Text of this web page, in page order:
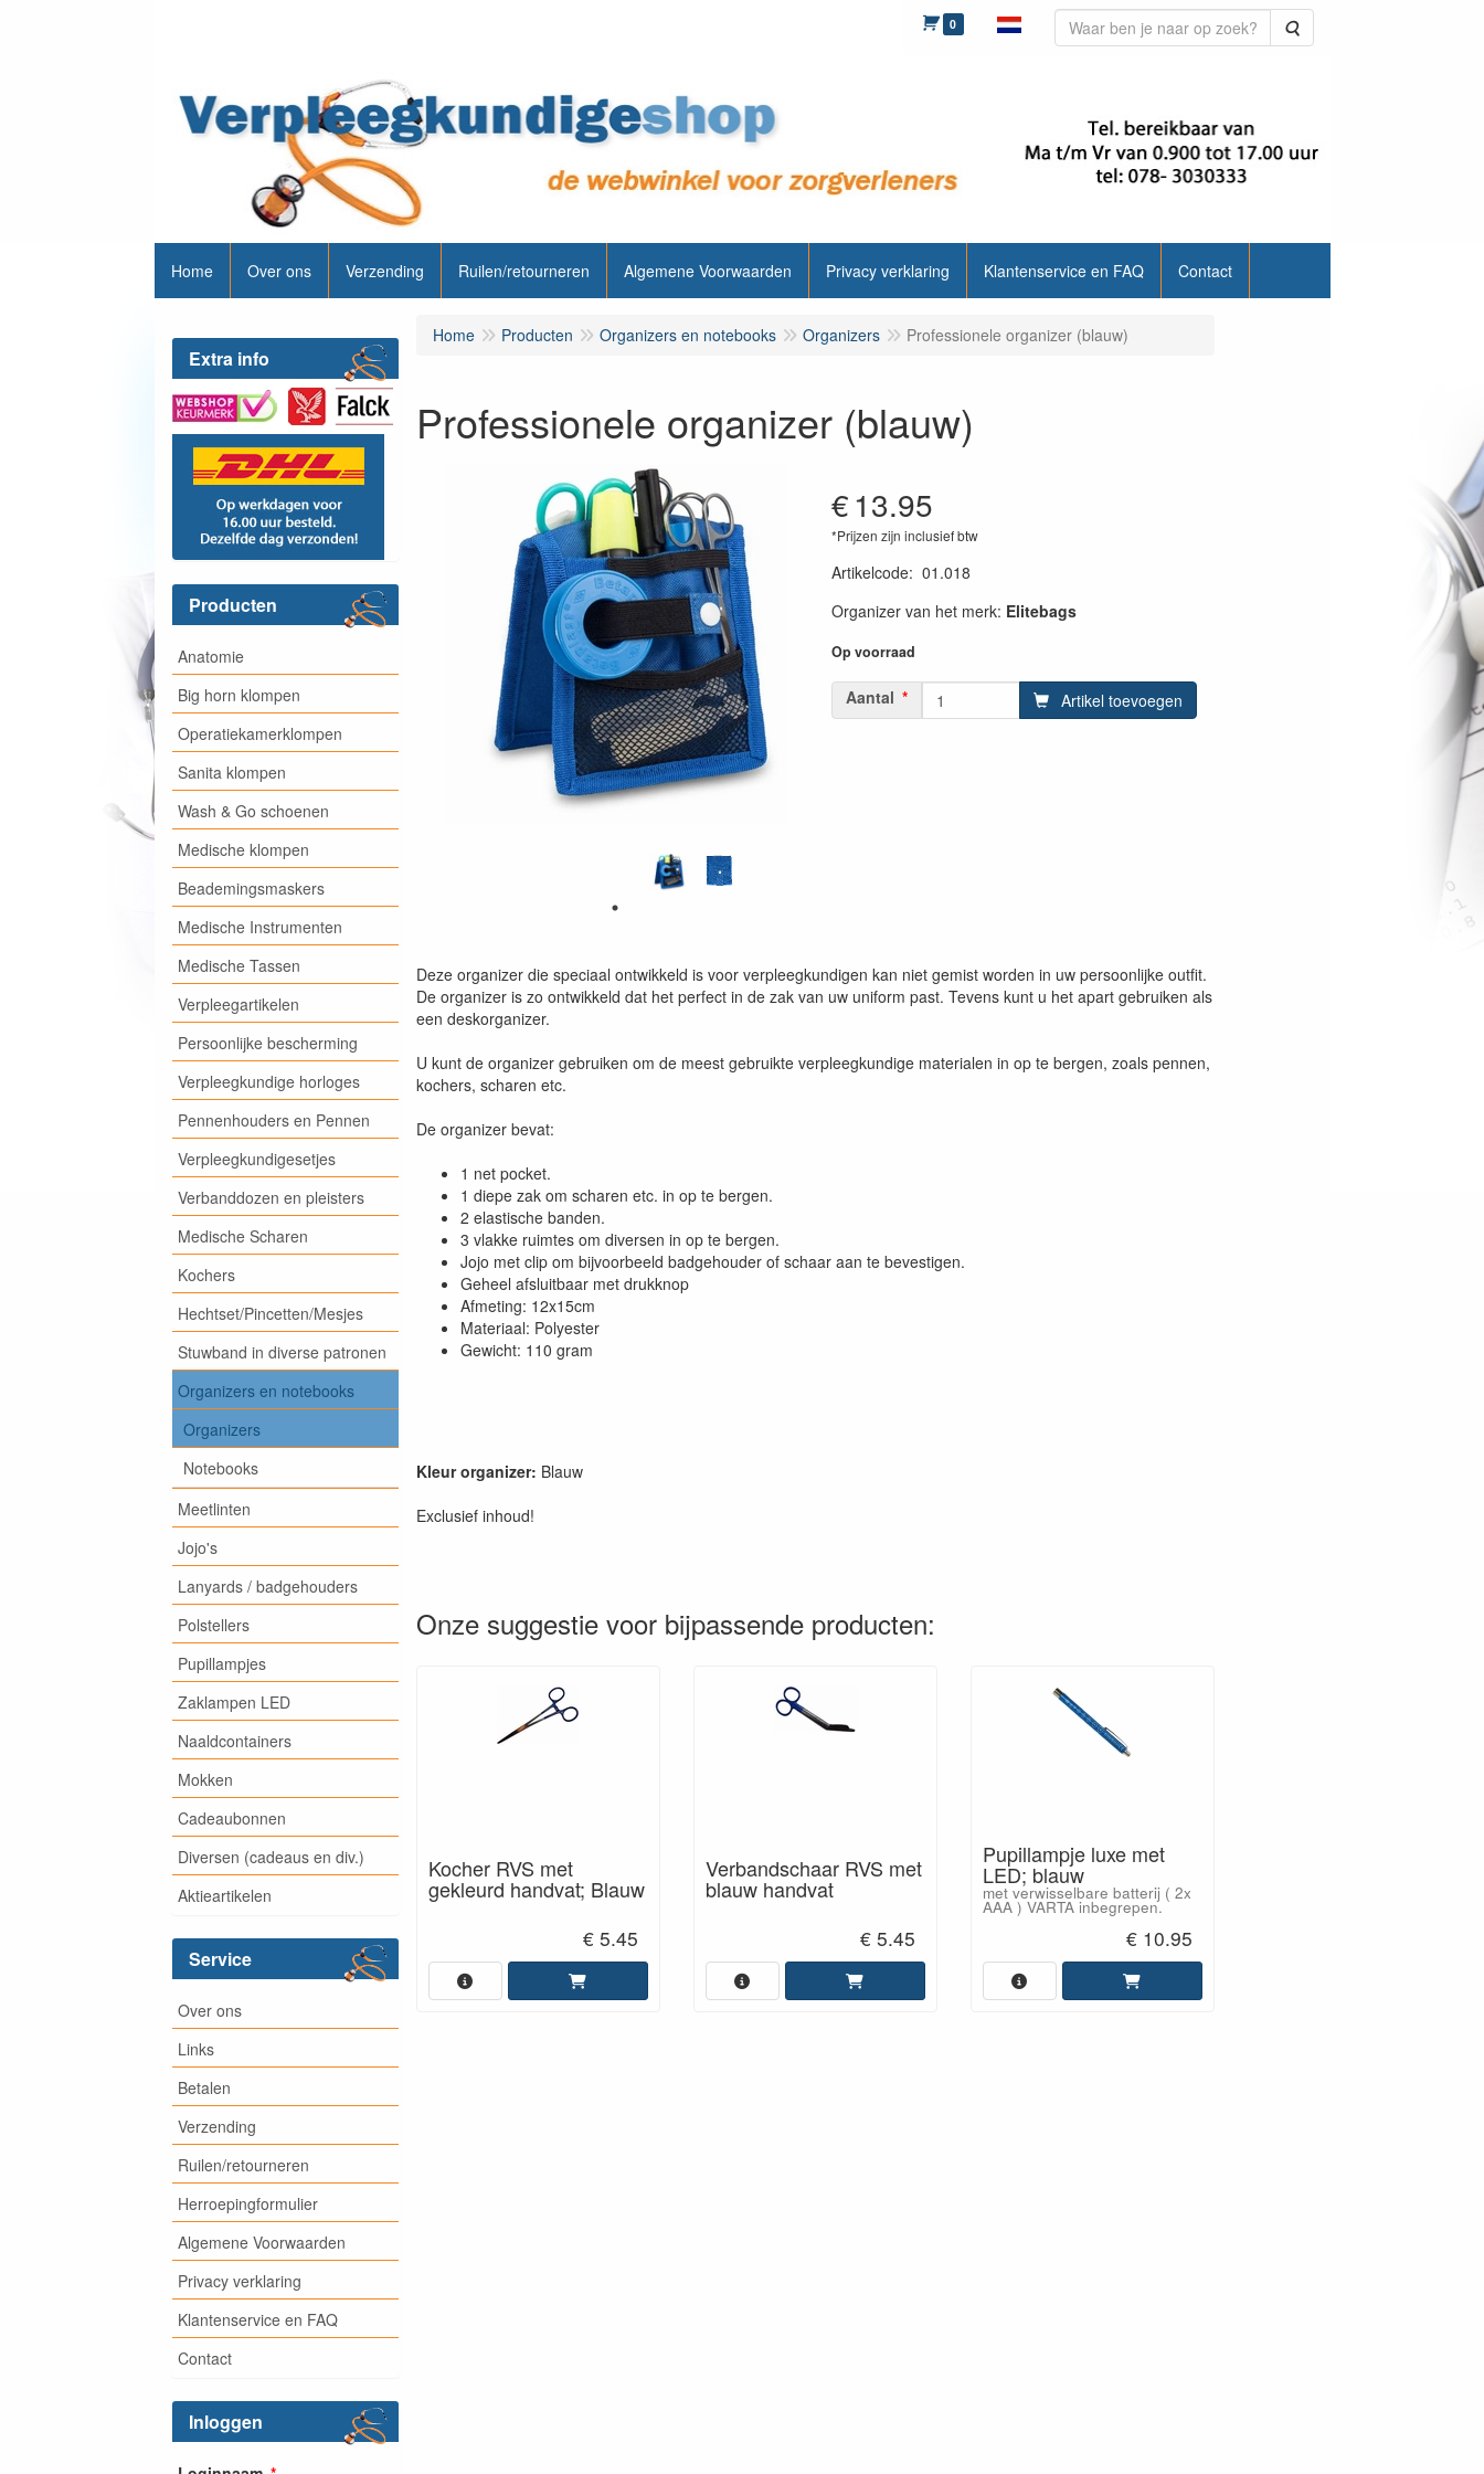
0 Zoeken
Home Over ons Verzending Ruilen/retourneren Algemene Voorwaarden Privacy verklaring Klantenservice en FAQ Contact
Extra info
Producten
Anatomie
Big horn klompen
Operatiekamerklompen
Sanita klompen
Wash & Go schoenen
Medische klompen
Beademingsmaskers
Medische Instrumenten
Medische Tassen
Verpleegartikelen
Persoonlijke bescherming
Verpleegkundige horloges
Pennenhouders en Pennen
Verpleegkundigesetjes
Verbanddozen en pleisters
Medische Scharen
Kochers
Hechtset/Pincetten/Mesjes
Stuwband in diverse patronen
Organizers en notebooks
Organizers
Notebooks
Meetlinten
Jojo's
Lanyards / badgehouders
Polstellers
Pupillampjes
Zaklampen LED
Naaldcontainers
Mokken
Cadeaubonnen
Diversen (cadeaus en div.)
Aktieartikelen
Service
Over ons
Links
Betalen
Verzending
Ruilen/retourneren
Herroepingformulier
Algemene Voorwaarden
Privacy verklaring
Klantenservice en FAQ
Contact
Inloggen
Home Producten Organizers en notebooks Organizers Professionele organizer (blauw)
Professionele organizer (blauw)
€13.95
*Prijzen zijn inclusief btw
Artikelcode: 01.018
Organizer van het merk: Elitebags
Op voorraad
Aantal Artikel toevoegen
Deze organizer die speciaal ontwikkeld is voor verpleegkundigen kan niet gemist worden in uw persoonlijke outfit.
De organizer is zo ontwikkeld dat het perfect in de zak van uw uniform past. Tevens kunt u het apart gebruiken als
een deskorganizer.
U kunt de organizer gebruiken om de meest gebruikte verpleegkundige materialen in op te bergen, zoals pennen,
kochers, scharen etc.
De organizer bevat:
1 net pocket.
1 diepe zak om scharen etc. in op te bergen.
2 elastische banden.
3 vlakke ruimtes om diversen in op te bergen.
Jojo met clip om bijvoorbeeld badgehouder of schaar aan te bevestigen.
Geheel afsluitbaar met drukknop
Afmeting: 12x15cm
Materiaal: Polyester
Gewicht: 110 gram
Kleur organizer: Blauw
Exclusief inhoud!
Onze suggestie voor bijpassende producten:
Kocher RVS met
gekleurd handvat; Blauw
€ 5.45
Verbandschaar RVS met
blauw handvat
€ 5.45
Pupillampje luxe met
LED; blauw
met verwisselbare batterij ( 2x
AAA ) VARTA inbegrepen.
€ 10.95